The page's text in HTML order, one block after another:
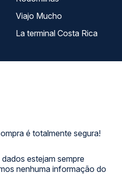
é totalmente segura!
estejam sempre
nenhuma informação do
Viajo Mucho
La terminal Costa Rica